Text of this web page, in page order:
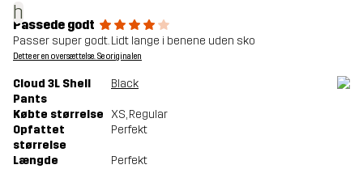
h
Passede godt
Passer super godt. Lidt lange i benene uden sko
Dette er en oversættelse. Se originalen
Cloud 3L Shell
Pants
Black
Købte størrelse XS, Regular
Opfattet
størrelse
Perfekt
Længde Perfekt